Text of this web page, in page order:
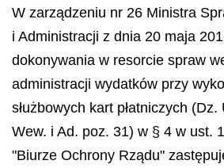
W zarządzeniu nr 26 Ministra
i Administracji z dnia 20 maja
dokonywania w resorcie spraw
administracji wydatków przy
służbowych kart płatniczych
Wew. i Ad. poz. 31) w § 4 w ust.
"Biurze Ochrony Rządu"